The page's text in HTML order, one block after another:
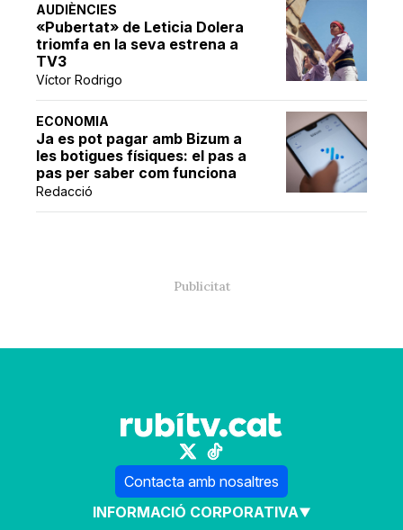
AUDIÈNCIES
«Pubertat» de Leticia Dolera
triomfa en la seva estrena a
TV3
Víctor Rodrigo
ECONOMIA
Ja es pot pagar amb Bizum a
les botigues físiques: el pas a
pas per saber com funciona
Redacció
Contacta amb nosaltres
INFORMACIÓ CORPORATIVA